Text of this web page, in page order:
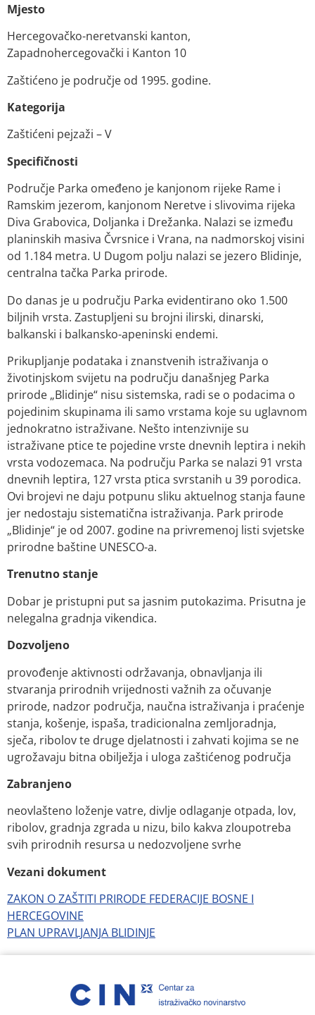
Mjesto
Hercegovačko-neretvanski kanton,
Zapadnohercegovački i Kanton 10
Zaštićeno je područje od 1995. godine.
Kategorija
Zaštićeni pejzaži – V
Specifičnosti
Područje Parka omeđeno je kanjonom rijeke Rame i
Ramskim jezerom, kanjonom Neretve i slivovima rijeka
Diva Grabovica, Doljanka i Drežanka. Nalazi se između
planinskih masiva Čvrsnice i Vrana, na nadmorskoj visini
od 1.184 metra. U Dugom polju nalazi se jezero Blidinje,
centralna tačka Parka prirode.
Do danas je u području Parka evidentirano oko 1.500
biljnih vrsta. Zastupljeni su brojni ilirski, dinarski,
balkanski i balkansko-apeninski endemi.
Prikupljanje podataka i znanstvenih istraživanja o
životinjskom svijetu na području današnjeg Parka
prirode „Blidinje“ nisu sistemska, radi se o podacima o
pojedinim skupinama ili samo vrstama koje su uglavnom
jednokratno istraživane. Nešto intenzivnije su
istraživane ptice te pojedine vrste dnevnih leptira i nekih
vrsta vodozemaca. Na području Parka se nalazi 91 vrsta
dnevnih leptira, 127 vrsta ptica svrstanih u 39 porodica.
Ovi brojevi ne daju potpunu sliku aktuelnog stanja faune
jer nedostaju sistematična istraživanja. Park prirode
„Blidinje“ je od 2007. godine na privremenoj listi svjetske
prirodne baštine UNESCO-a.
Trenutno stanje
Dobar je pristupni put sa jasnim putokazima. Prisutna je
nelegalna gradnja vikendica.
Dozvoljeno
provođenje aktivnosti održavanja, obnavljanja ili
stvaranja prirodnih vrijednosti važnih za očuvanje
prirode, nadzor područja, naučna istraživanja i praćenje
stanja, košenje, ispaša, tradicionalna zemljoradnja,
sječa, ribolov te druge djelatnosti i zahvati kojima se ne
ugrožavaju bitna obilježja i uloga zaštićenog područja
Zabranjeno
neovlašteno loženje vatre, divlje odlaganje otpada, lov,
ribolov, gradnja zgrada u nizu, bilo kakva zloupotreba
svih prirodnih resursa u nedozvoljene svrhe
Vezani dokument
ZAKON O ZAŠTITI PRIRODE FEDERACIJE BOSNE I
HERCEGOVINE
PLAN UPRAVLJANJA BLIDINJE